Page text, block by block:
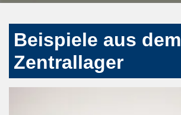
Beispiele aus dem
Zentrallager